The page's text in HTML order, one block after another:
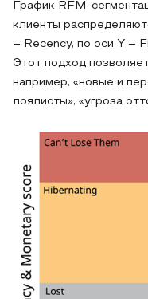
График
клиенты
– Recency, по оси Y –
Этот подход
например, «новые и
лоялисты», «угроза